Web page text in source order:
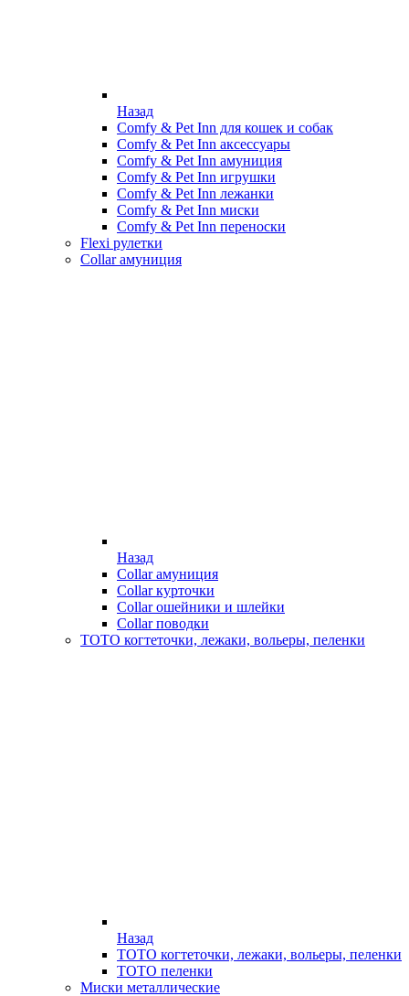
Назад
Comfy & Pet Inn для кошек и собак
Comfy & Pet Inn аксессуары
Comfy & Pet Inn амуниция
Comfy & Pet Inn игрушки
Comfy & Pet Inn лежанки
Comfy & Pet Inn миски
Comfy & Pet Inn переноски
Flexi рулетки
Collar амуниция
Назад
Collar амуниция
Collar курточки
Collar ошейники и шлейки
Collar поводки
ТОТО когтеточки, лежаки, вольеры, пеленки
Назад
ТОТО когтеточки, лежаки, вольеры, пеленки
ТОТО пеленки
Миски металлические